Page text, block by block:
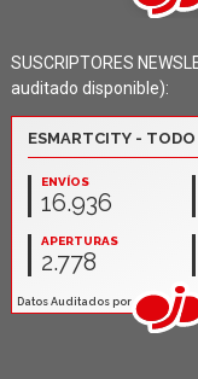
SUSCRIPTORES
auditado disponible):